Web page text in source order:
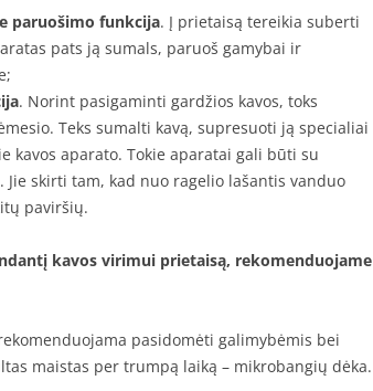
paruošimo funkcija. Į prietaisą tereikia suberti
pats ją sumals, paruoš gamybai ir
. Norint pasigaminti gardžios kavos, toks
Teks sumalti kavą, supresuoti ją specialiai
aparato. Tokie aparatai gali būti su
skirti tam, kad nuo ragelio lašantis vanduo
paviršių.
kavos virimui prietaisą, rekomenduojame
pasidomėti galimybėmis bei
maistas per trumpą laiką – mikrobangių dėka.